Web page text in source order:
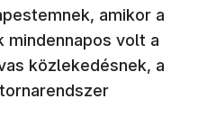
amikor a
mindennapos volt a
közlekedésnek, a